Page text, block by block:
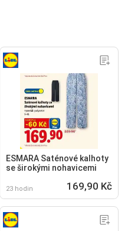
ESMARA Saténové kalhoty
se širokými nohavicemi
23 hodin 169,90 Kč